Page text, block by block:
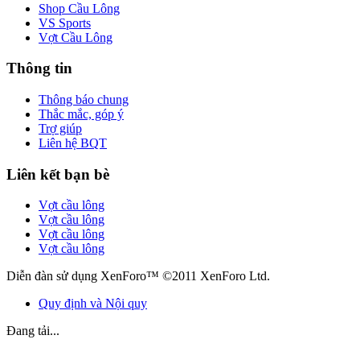
Shop Cầu Lông
VS Sports
Vợt Cầu Lông
Thông tin
Thông báo chung
Thắc mắc, góp ý
Trợ giúp
Liên hệ BQT
Liên kết bạn bè
Vợt cầu lông
Vợt cầu lông
Vợt cầu lông
Vợt cầu lông
Diễn đàn sử dụng XenForo™ ©2011 XenForo Ltd.
Quy định và Nội quy
Đang tải...